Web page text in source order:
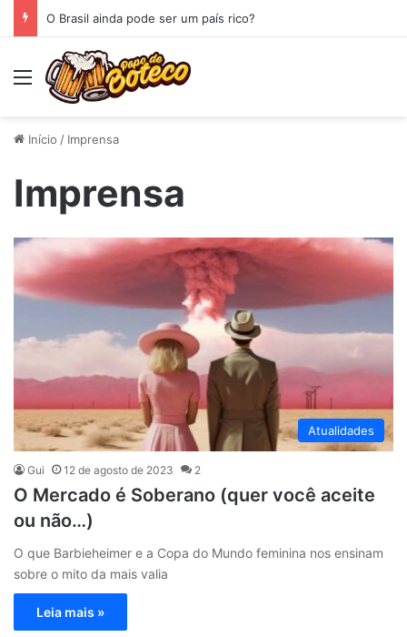
O Brasil ainda pode ser um país rico?
Menu
Início / Imprensa
Imprensa
Atualidades
Gui 12 de agosto de 2023 2
O Mercado é Soberano (quer você aceite
ou não…)
O que Barbieheimer e a Copa do Mundo feminina nos ensinam
sobre o mito da mais valia
Leia mais »